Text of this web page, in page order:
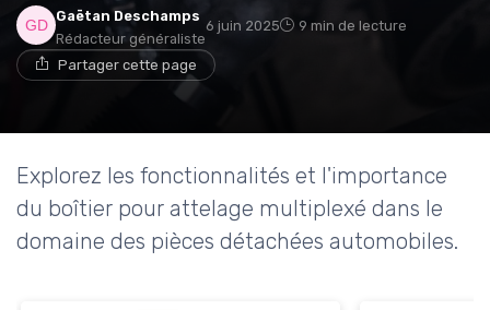
Gaëtan Deschamps
Rédacteur généraliste
6 juin 2025 9 min de lecture
Partager cette page
Explorez les fonctionnalités et l'importance
du boîtier pour attelage multiplexé dans le
domaine des pièces détachées automobiles.